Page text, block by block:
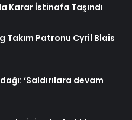
Karar İstinafa Taşındı
Takım Patronu Cyril Blais
‘Saldırılara devam